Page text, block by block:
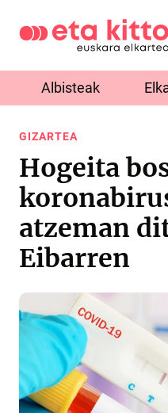
Albisteak
GIZARTEA
Hogeita
atzeman
Eibarren